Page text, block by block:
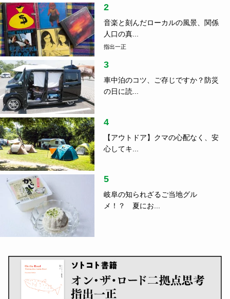
2
音楽と刻んだローカルの風景、関係
人口の真...
指出一正
3
車中泊のコツ、ご存じですか？防災
の日に読...
4
【アウトドア】クマの心配なく、安
心してキ...
5
岐阜の知られざるご当地グル
メ！？ 夏にお...